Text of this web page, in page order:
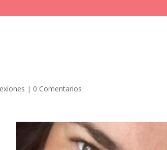
| 0 Comentarios